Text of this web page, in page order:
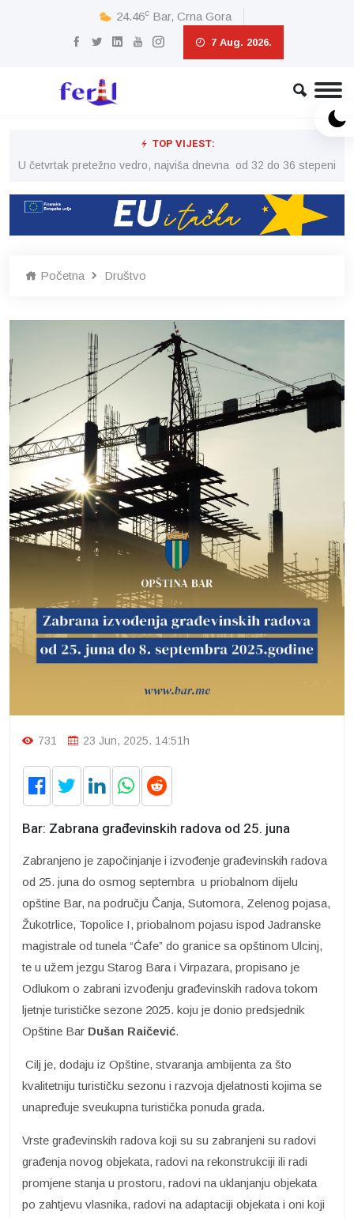
24.46c Bar, Crna Gora
7 Aug. 2026.
TOP VIJEST:
U četvrtak pretežno vedro, najviša dnevna od 32 do 36 stepeni
Početna Društvo
731 23 Jun, 2025. 14:51h
Bar: Zabrana građevinskih radova od 25. juna
Zabranjeno je započinjanje i izvođenje građevinskih radova
od 25. juna do osmog septembra u priobalnom dijelu
opštine Bar, na području Čanja, Sutomora, Zelenog pojasa,
Žukotrlice, Topolice I, priobalnom pojasu ispod Jadranske
magistrale od tunela “Ćafe” do granice sa opštinom Ulcinj,
te u užem jezgu Starog Bara i Virpazara, propisano je
Odlukom o zabrani izvođenju građevinskih radova tokom
ljetnje turističke sezone 2025. koju je donio predsjednik
Opštine Bar Dušan Raičević.
Cilj je, dodaju iz Opštine, stvaranja ambijenta za što
kvalitetniju turističku sezonu i razvoja djelatnosti kojima se
unapređuje sveukupna turistička ponuda grada.
Vrste građevinskih radova koji su su zabranjeni su radovi
građenja novog objekata, radovi na rekonstrukciji ili radi
promjene stanja u prostoru, radovi na uklanjanju objekata
po zahtjevu vlasnika, radovi na adaptaciji objekata i oni koji